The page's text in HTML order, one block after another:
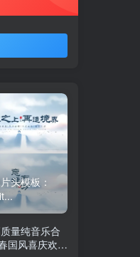
头模板：
量纯音乐合
国风喜庆欢庆